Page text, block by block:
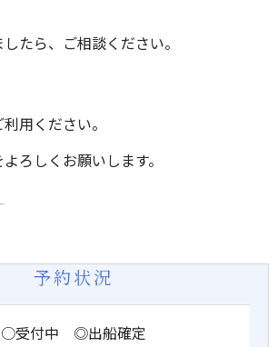
たら、ご相談ください。
用ください。
ろしくお願いします。
予約状況
○受付中 ◎出船確定